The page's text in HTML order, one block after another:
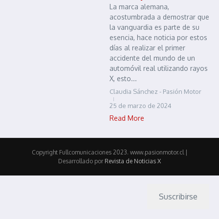
La marca alemana,
acostumbrada a demostrar que
la vanguardia es parte de su
esencia, hace noticia por estos
días al realizar el primer
accidente del mundo de un
automóvil real utilizando rayos
X, esto...
Claudia Sánchez - Pasión Motor
25 de marzo de 2024
Read More
Copyright Fullcomunicaciones 2023. www.pasionmotor.cl |
Desarrollado por Revista de Noticias X
Suscribirse